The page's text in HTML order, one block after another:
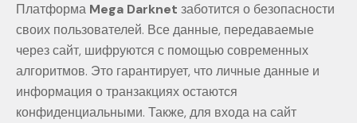
Платформа Mega Darknet заботится о безопасности
своих пользователей. Все данные, передаваемые
через сайт, шифруются с помощью современных
алгоритмов. Это гарантирует, что личные данные и
информация о транзакциях остаются
конфиденциальными. Также, для входа на сайт